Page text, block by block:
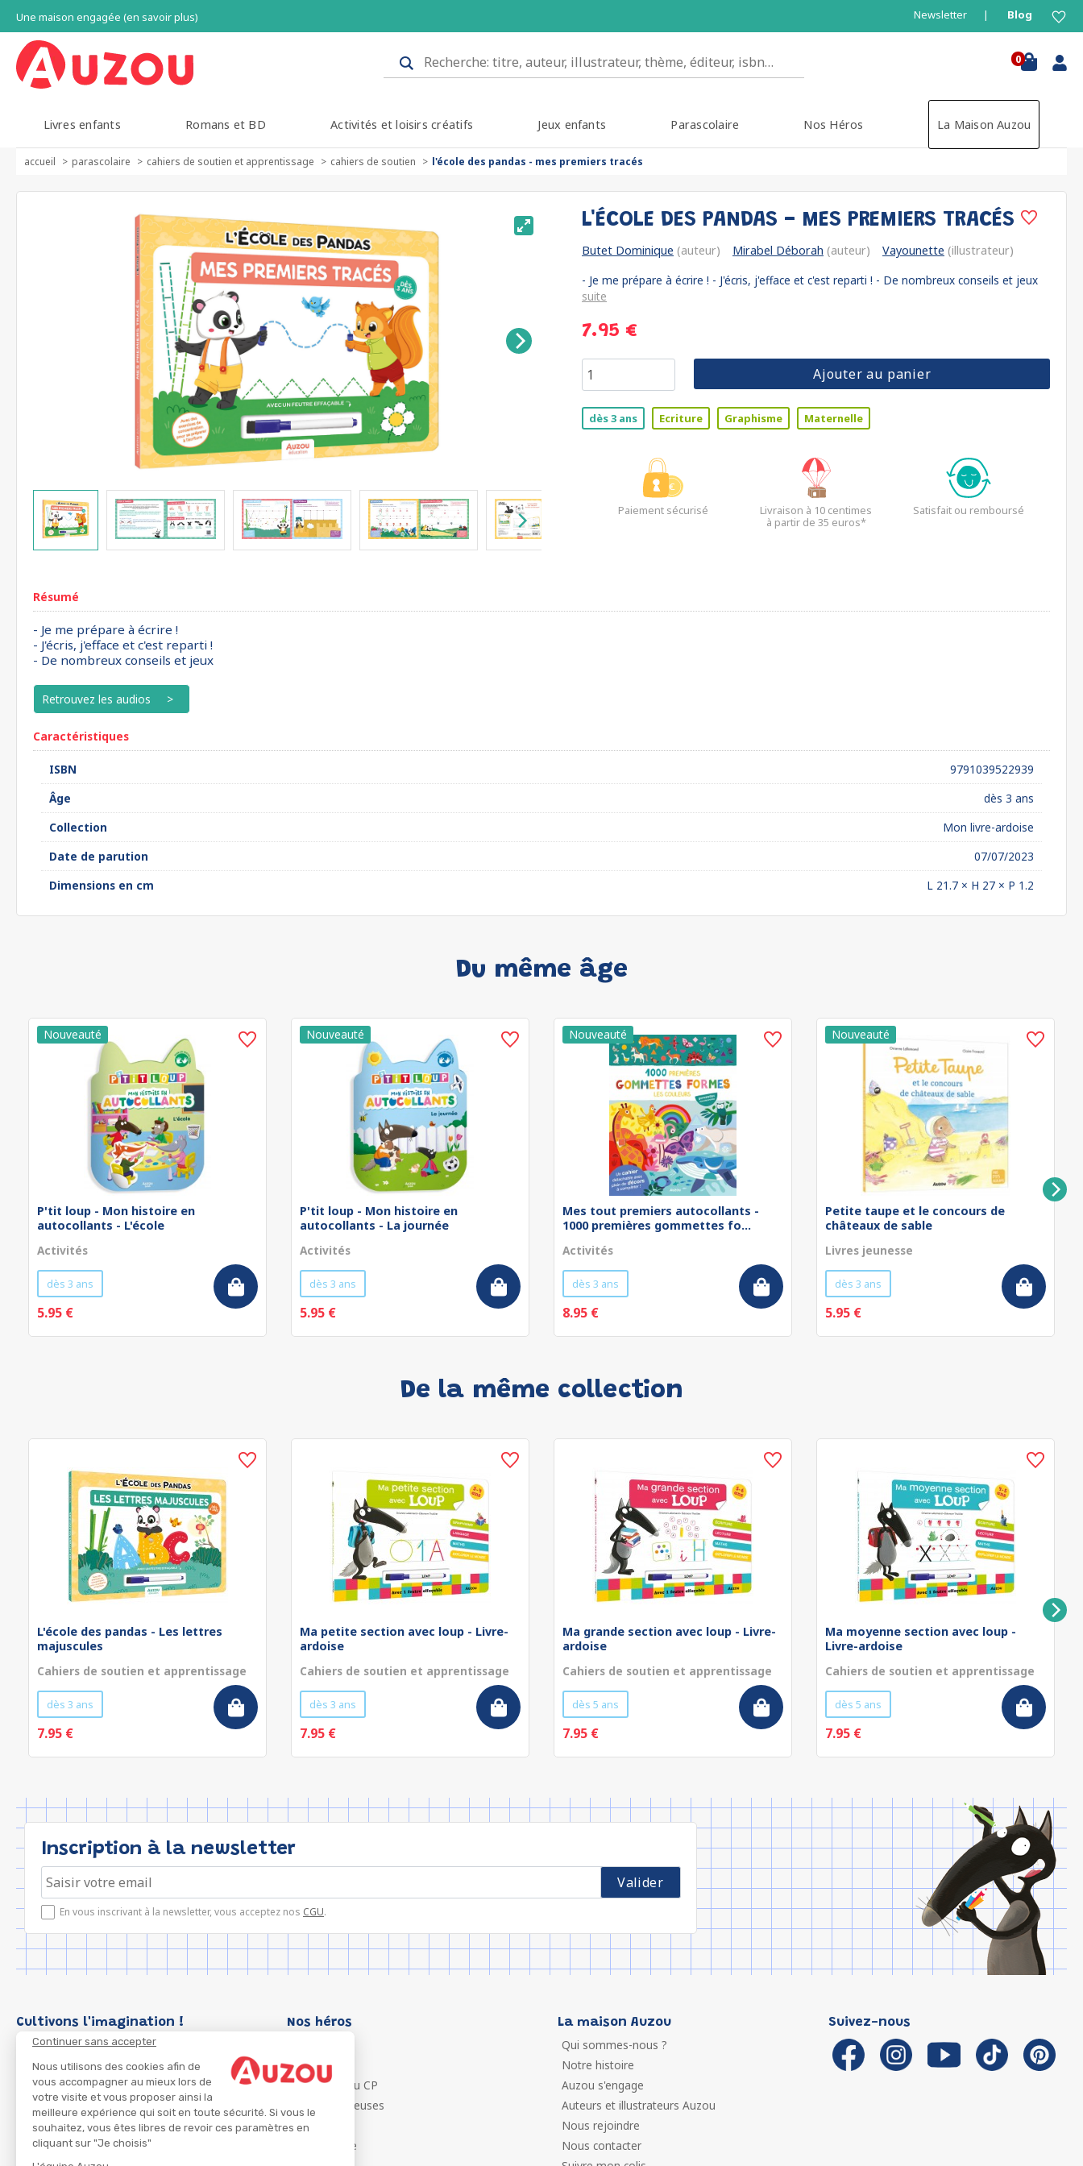
Continuer sans accepter
Nous utilisons des cookies afin de
vous accompagner au mieux lors de
votre visite et vous proposer ainsi la
meilleure expérience qui soit en toute sécurité. Si vous le
souhaitez, vous êtes libres de revoir ces paramètres en
cliquant sur "Je choisis"
Une maison engagée (en savoir plus) Newsletter Blog
0
Livres enfants Romans et BD Activités et loisirs créatifs Jeux enfants Parascolaire Nos Héros La Maison Auzou
accueil parascolaire cahiers de soutien et apprentissage cahiers de soutien l'école des pandas - mes premiers tracés
L'ÉCOLE DES PANDAS - MES PREMIERS TRACÉS
Butet Dominique (auteur) Mirabel Déborah (auteur) Vayounette (illustrateur)
- Je me prépare à écrire ! - J'écris, j'efface et c'est reparti ! - De nombreux conseils et jeux
suite
7.95 €
Ajouter au panier
dès 3 ans Ecriture Graphisme Maternelle
Paiement sécurisé
Livraison à 10 centimes
à partir de 35 euros*
Satisfait ou remboursé
Résumé
- Je me prépare à écrire !
- J'écris, j'efface et c'est reparti !
- De nombreux conseils et jeux
Retrouvez les audios
Caractéristiques
ISBN
9791039522939
Âge
dès 3 ans
Collection
Mon livre-ardoise
Date de parution
07/07/2023
Dimensions en cm
L 21.7 × H 27 × P 1.2
Du même âge
P'tit loup - Mon histoire en
autocollants - L'école
Activités
dès 3 ans
5.95 €
P'tit loup - Mon histoire en
autocollants - La journée
Activités
dès 3 ans
5.95 €
Mes tout premiers autocollants -
1000 premières gommettes fo...
Activités
dès 3 ans
8.95 €
Petite taupe et le concours de
châteaux de sable
Livres jeunesse
dès 3 ans
5.95 €
De la même collection
L'école des pandas - Les lettres
majuscules
Cahiers de soutien et apprentissage
dès 3 ans
7.95 €
Ma petite section avec loup - Livre-
ardoise
Cahiers de soutien et apprentissage
dès 3 ans
7.95 €
Ma grande section avec loup - Livre-
ardoise
Cahiers de soutien et apprentissage
dès 5 ans
7.95 €
Ma moyenne section avec loup -
Livre-ardoise
Cahiers de soutien et apprentissage
dès 5 ans
7.95 €
Inscription à la newsletter
En vous inscrivant à la newsletter, vous acceptez nos CGU.
Cultivons l'imagination ! Nos héros
P'tit Loup
Les Héros du CP
Les Influenceuses
Migali
Petite Taupe
La maison Auzou
Qui sommes-nous ?
Notre histoire
Auzou s'engage
Auteurs et illustrateurs Auzou
Nous rejoindre
Nous contacter
Suivez-nous